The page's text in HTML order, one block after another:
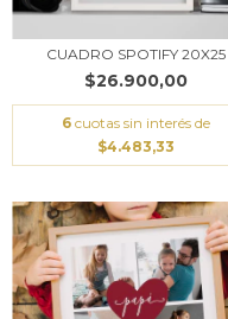
CUADRO SPOTIFY 20X25
$26.900,00
6 cuotas sin interés de
$4.483,33